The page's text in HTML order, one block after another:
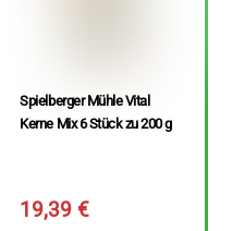
Spielberger Mühle Vital
Kerne Mix 6 Stück zu 200 g
19,39€